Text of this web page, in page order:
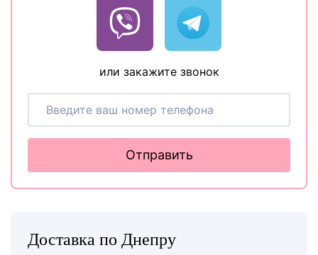
или закажите звонок
Отправить
Доставка по Днепру